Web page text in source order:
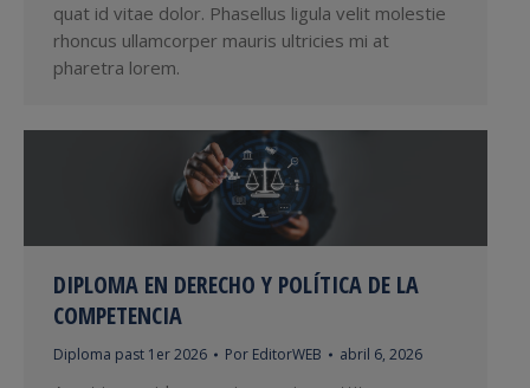
quat id vitae dolor. Phasellus ligula velit molestie
rhoncus ullamcorper mauris ultricies mi at
pharetra lorem.
DIPLOMA EN DERECHO Y POLÍTICA DE LA
COMPETENCIA
Diploma past 1er 2026 Por EditorWEB abril 6, 2026